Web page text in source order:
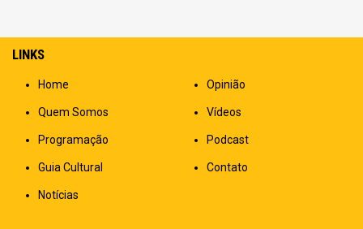
LINKS
Home
Quem Somos
Programação
Guia Cultural
Notícias
Opinião
Vídeos
Podcast
Contato